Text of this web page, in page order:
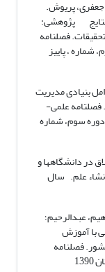
پریوش.
نتایج پژوهشی:
فصلنامه
، پاییز
بنیادی مدیریت
علمی-
سوم، شماره
در دانشگاهها و
نشاء علم. سال
عبدالرحیم؛
با آموزش
فصلنامه